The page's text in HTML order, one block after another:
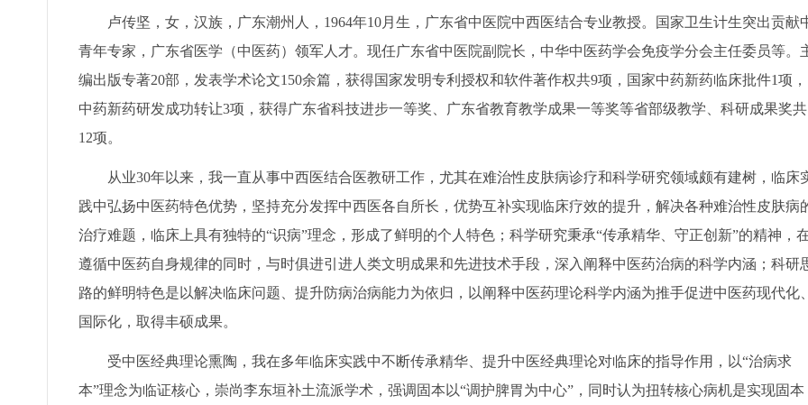
卢传坚，女，汉族，广东潮州人，1964年10月生，广东省中医院中西医结合专业教授。国家卫生计生突出贡献
青年专家，广东省医学（中医药）领军人才。现任广东省中医院副院长，中华中医药学会免疫学分会主任委员等。
编出版专著20部，发表学术论文150余篇，获得国家发明专利授权和软件著作权共9项，国家中药新药临床批件1项，
中药新药研发成功转让3项，获得广东省科技进步一等奖、广东省教育教学成果一等奖等省部级教学、科研成果奖共
12项。
从业30年以来，我一直从事中西医结合医教研工作，尤其在难治性皮肤病诊疗和科学研究领域颇有建树，临床
践中弘扬中医药特色优势，坚持充分发挥中西医各自所长，优势互补实现临床疗效的提升，解决各种难治性皮肤病
治疗难题，临床上具有独特的“识病”理念，形成了鲜明的个人特色；科学研究秉承“传承精华、守正创新”的精神，
遵循中医药自身规律的同时，与时俱进引进人类文明成果和先进技术手段，深入阐释中医药治病的科学内涵；科研
路的鲜明特色是以解决临床问题、提升防病治病能力为依归，以阐释中医药理论科学内涵为推手促进中医药现代化、
国际化，取得丰硕成果。
受中医经典理论熏陶，我在多年临床实践中不断传承精华、提升中医经典理论对临床的指导作用，以“治病求
本”理念为临证核心，崇尚李东垣补土流派学术，强调固本以“调护脾胃为中心”，同时认为扭转核心病机是实现固本